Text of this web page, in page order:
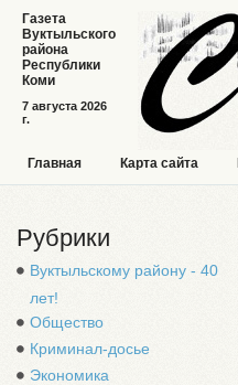
7 августа 2026
г.
Газета
Вуктыльского
района
Республики
Коми
Главная Карта сайта
Рубрики
Вуктыльскому району - 40
лет!
Общество
Криминал-досье
Экономика